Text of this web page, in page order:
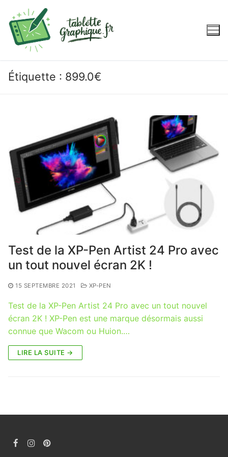
contenu
Étiquette : 899.0€
Test de la XP-Pen Artist 24 Pro avec
un tout nouvel écran 2K !
15 SEPTEMBRE 2021 XP-PEN
Test de la XP-Pen Artist 24 Pro avec un tout nouvel
écran 2K ! XP-Pen est une marque désormais aussi
connue que Wacom ou Huion.…
LIRE LA SUITE →